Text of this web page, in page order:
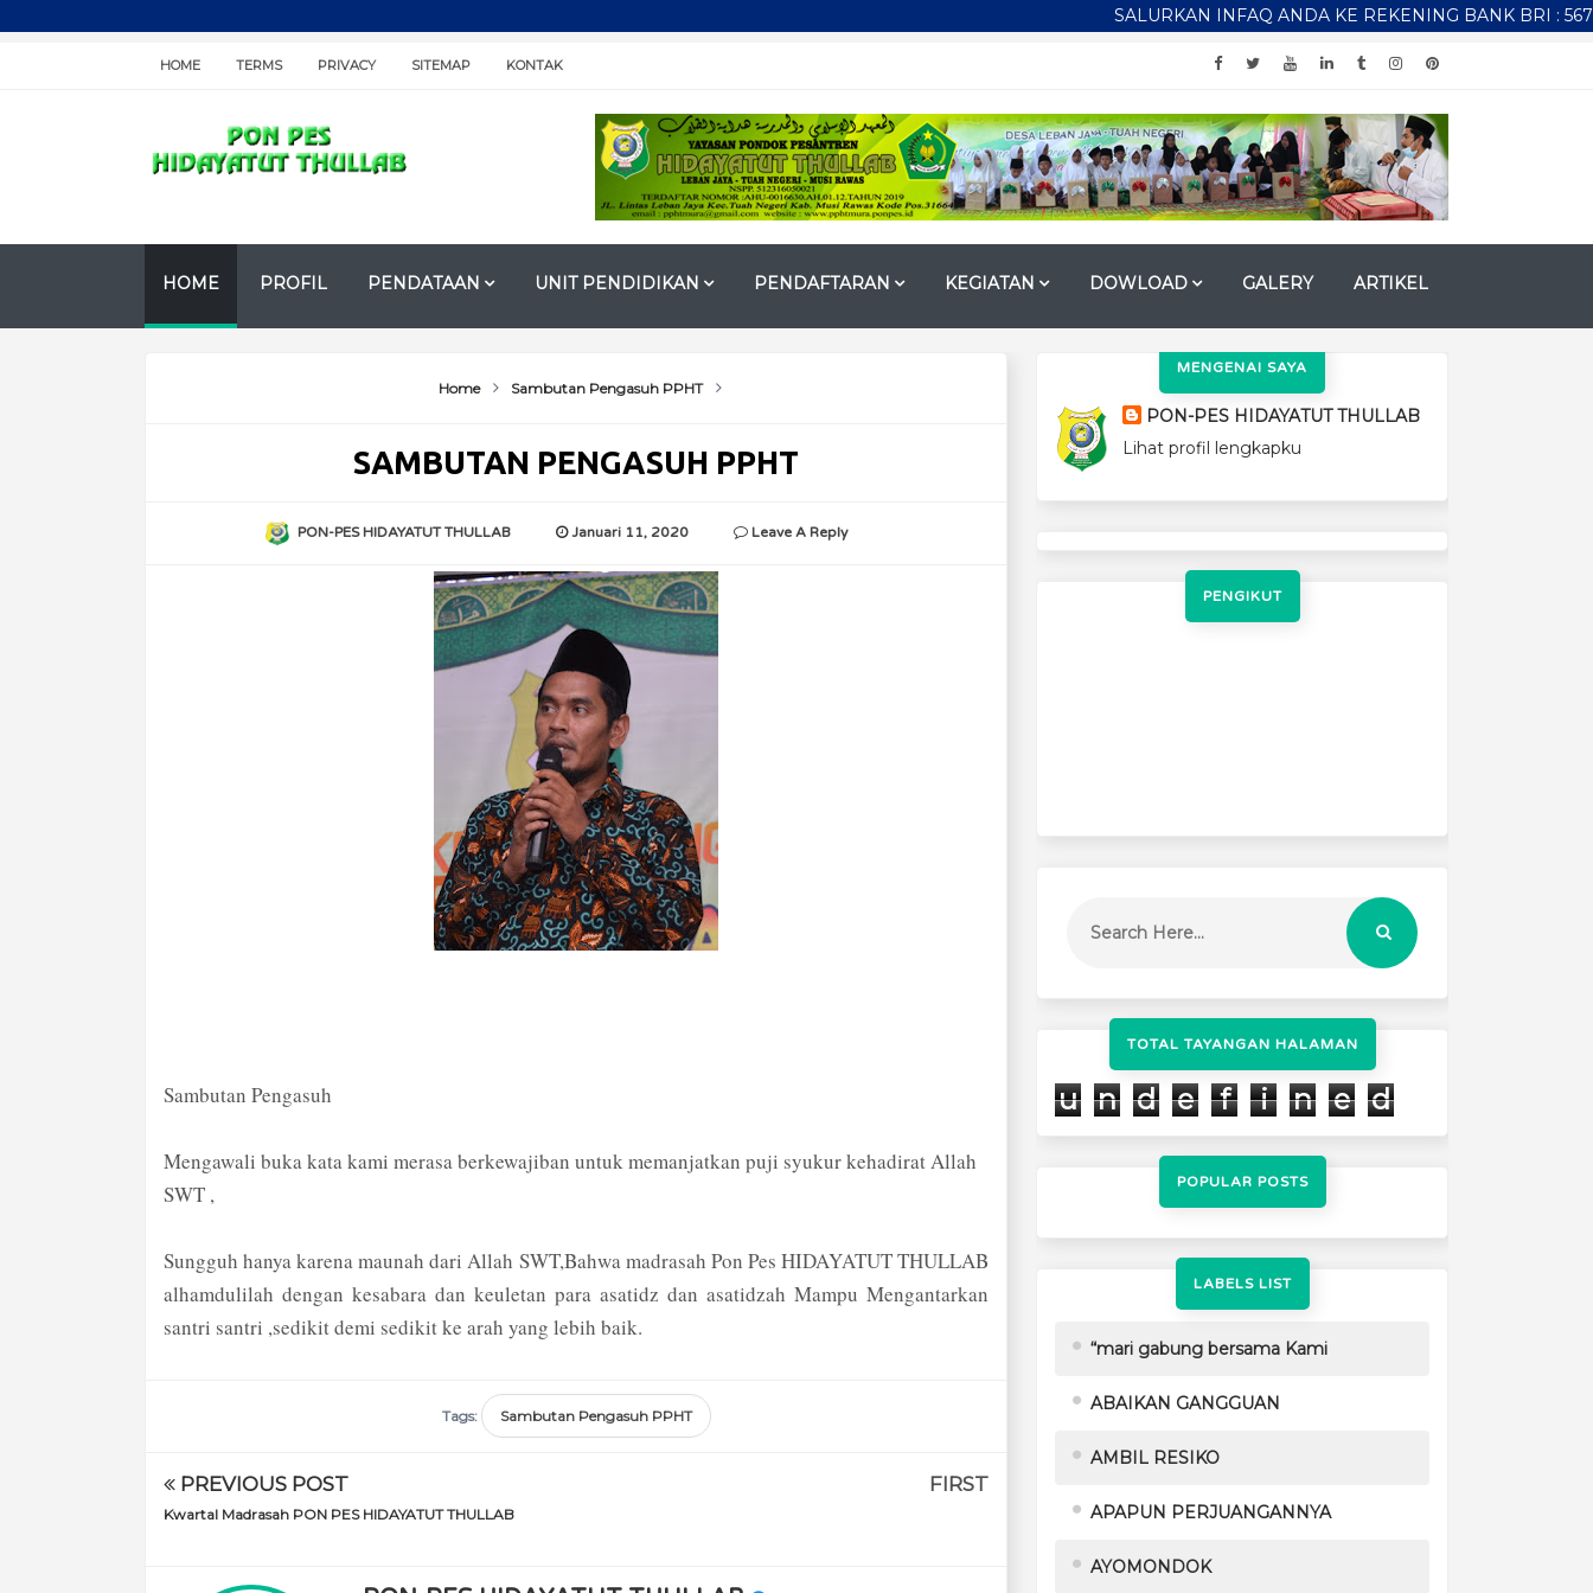
SALURKAN INFAQ ANDA KE REKENING BANK BRI : 5676-01-
HOME TERMS PRIVACY SITEMAP KONTAK
HOME PROFIL PENDATAAN UNIT PENDIDIKAN PENDAFTARAN KEGIATAN DOWLOAD GALERY ARTIKEL
Home Sambutan Pengasuh PPHT
SAMBUTAN PENGASUH PPHT
PON-PES HIDAYATUT THULLAB Januari 11, 2020 Leave A Reply
Sambutan Pengasuh
Mengawali buka kata kami merasa berkewajiban untuk memanjatkan puji syukur kehadirat Allah
SWT ,
Sungguh hanya karena maunah dari Allah SWT,Bahwa madrasah Pon Pes HIDAYATUT THULLAB
alhamdulilah dengan kesabara dan keuletan para asatidz dan asatidzah Mampu Mengantarkan
santri santri ,sedikit demi sedikit ke arah yang lebih baik.
Tags: Sambutan Pengasuh PPHT
PREVIOUS POST
Kwartal Madrasah PON PES HIDAYATUT THULLAB
FIRST
MENGENAI SAYA
PON-PES HIDAYATUT THULLAB
Lihat profil lengkapku
PENGIKUT
TOTAL TAYANGAN HALAMAN
u n d e f i n e d
POPULAR POSTS
LABELS LIST
“mari gabung bersama Kami
ABAIKAN GANGGUAN
AMBIL RESIKO
APAPUN PERJUANGANNYA
AYOMONDOK